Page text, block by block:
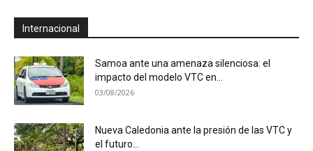
Internacional
Samoa ante una amenaza silenciosa: el
impacto del modelo VTC en...
03/08/2026
Nueva Caledonia ante la presión de las VTC y
el futuro...